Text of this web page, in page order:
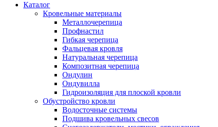
Каталог
Кровельные материалы
Металлочерепица
Профнастил
Гибкая черепица
Фальцевая кровля
Натуральная черепица
Композитная черепица
Ондулин
Ондувилла
Гидроизоляция для плоской кровли
Обустройство кровли
Водосточные системы
Подшива кровельных свесов